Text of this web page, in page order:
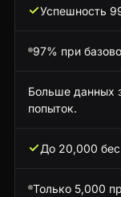
Успешность
97% при
Больше данных
попыток.
До 20,000
Только 5,000